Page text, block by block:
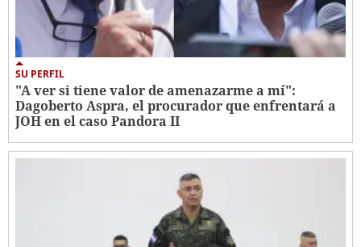
SU PERFIL
"A ver si tiene valor de amenazarme a mí":
Dagoberto Aspra, el procurador que enfrentará a
JOH en el caso Pandora II